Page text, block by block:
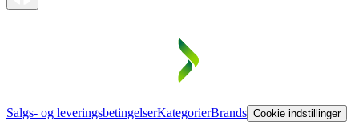
Salgs- og leveringsbetingelserKategorierBrands Cookie indstillinger